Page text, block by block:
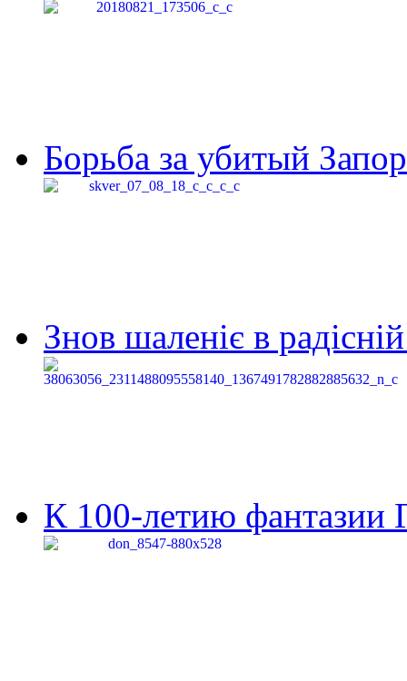
Борьба за убитый
Знов шаленіє в
К 100-летию фантазии